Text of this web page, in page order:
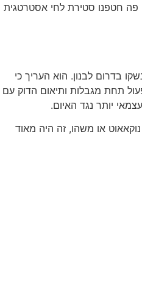
פה חטפנו סטירת לחי אסטרטגית
בדרום לבנון. הוא העריך כי
תחת מגבלות ותיאום הדוק עם
יותר נגד האיום.
או משהו, זה היה מאוד